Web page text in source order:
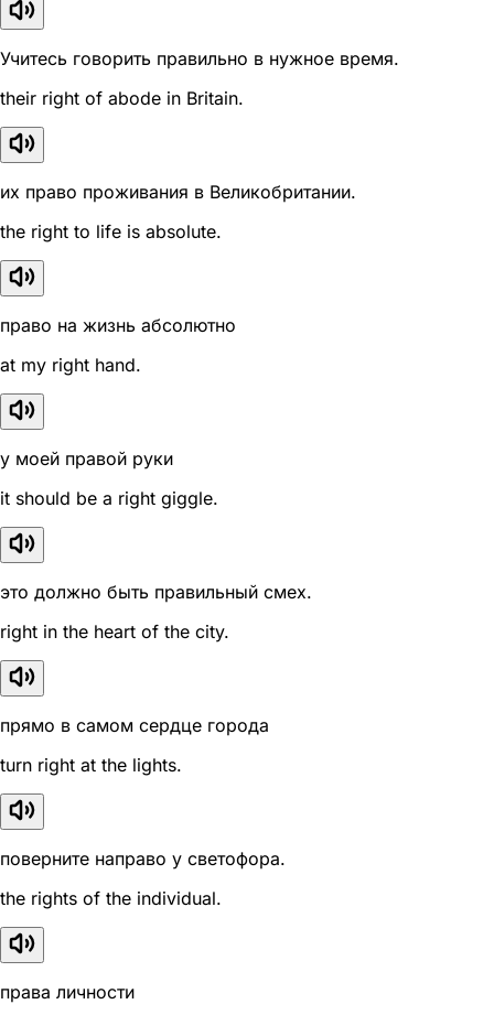
Учитесь говорить правильно в нужное время.
their right of abode in Britain.
их право проживания в Великобритании.
the right to life is absolute.
право на жизнь абсолютно
at my right hand.
у моей правой руки
it should be a right giggle.
это должно быть правильный смех.
right in the heart of the city.
прямо в самом сердце города
turn right at the lights.
поверните направо у светофора.
the rights of the individual.
права личности